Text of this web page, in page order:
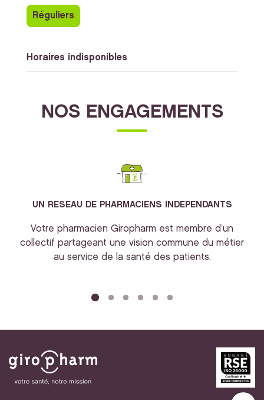
Réguliers
Horaires indisponibles
NOS ENGAGEMENTS
UN RESEAU DE PHARMACIENS INDEPENDANTS
Votre pharmacien Giropharm est membre d’un
collectif partageant une vision commune du métier
au service de la santé des patients.